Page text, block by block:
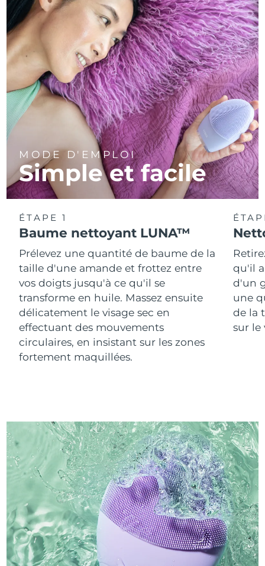
MODE D'EMPLOI
Simple et facile
ÉTAPE 1
Baume nettoyant LUNA™
Prélevez une quantité de baume de la
taille d'une amande et frottez entre
vos doigts jusqu'à ce qu'il se
transforme en huile. Massez ensuite
délicatement le visage sec en
effectuant des mouvements
circulaires, en insistant sur les zones
fortement maquillées.
qu'il
d'un
une
de la
sur le